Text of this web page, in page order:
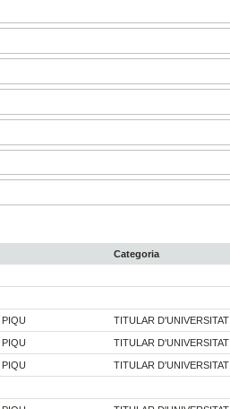
Categoria
TITULAR D'UNIVERSITAT
TITULAR D'UNIVERSITAT
TITULAR D'UNIVERSITAT